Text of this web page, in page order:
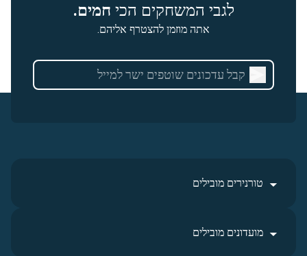
לגבי המשחקים הכי חמים.
אתה מוזמן להצטרף אליהם.
טורנירים מובילים
מועדונים מובילים